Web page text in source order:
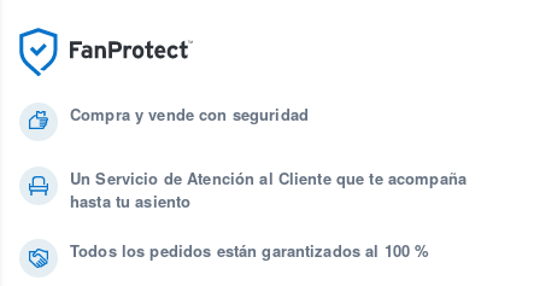
Compra y vende con seguridad
Un Servicio de Atención al Cliente que te acompaña
hasta tu asiento
Todos los pedidos están garantizados al 100 %